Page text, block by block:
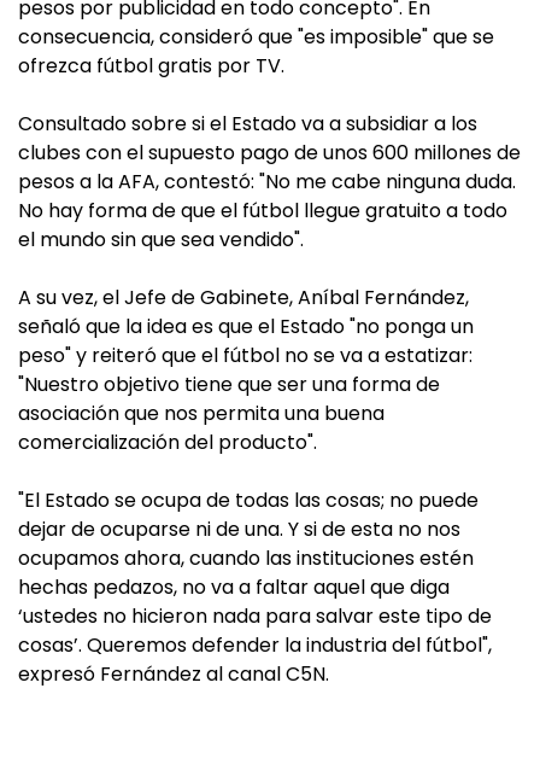
pesos por publicidad en todo concepto". En
consecuencia, consideró que "es imposible" que se
ofrezca fútbol gratis por TV.
Consultado sobre si el Estado va a subsidiar a los
clubes con el supuesto pago de unos 600 millones de
pesos a la AFA, contestó: "No me cabe ninguna duda.
No hay forma de que el fútbol llegue gratuito a todo
el mundo sin que sea vendido".
A su vez, el Jefe de Gabinete, Aníbal Fernández,
señaló que la idea es que el Estado "no ponga un
peso" y reiteró que el fútbol no se va a estatizar:
"Nuestro objetivo tiene que ser una forma de
asociación que nos permita una buena
comercialización del producto".
"El Estado se ocupa de todas las cosas; no puede
dejar de ocuparse ni de una. Y si de esta no nos
ocupamos ahora, cuando las instituciones estén
hechas pedazos, no va a faltar aquel que diga
‘ustedes no hicieron nada para salvar este tipo de
cosas’. Queremos defender la industria del fútbol",
expresó Fernández al canal C5N.